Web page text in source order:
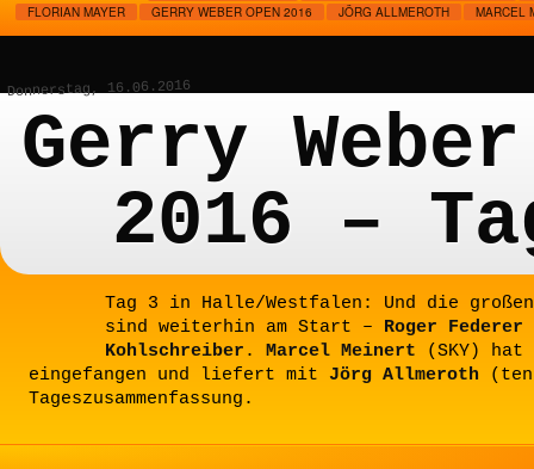
FLORIAN MAYER
GERRY WEBER OPEN 2016 JÖRG ALLMEROTH MARCEL
Donnerstag, 16.06.2016
Gerry
2016 –
Tag 3 in Halle/Westfalen: Und die
sind weiterhin am Start – Roger Federer
Kohlschreiber . Marcel Meinert (SKY) hat
eingefangen und liefert mit Jörg Allmeroth
Tageszusammenfassung.